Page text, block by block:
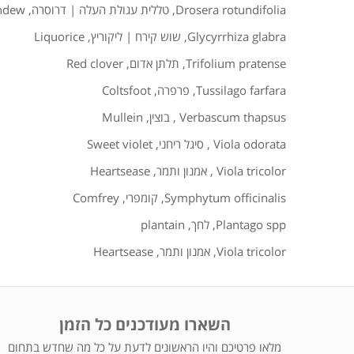
Drosera rotundifolia
, טללית עגולת העלה | דרוסרה,
Glycyrrhiza glabra
, שוש קירח | ליקוריץ,
Liquorice
Trifolium pratense
, תלתן אדום,
Red clover
Tussilago farfara
, פרפרה,
Coltsfoot
Verbascum thapsus
, בוצין,
Mullein
Viola odorata
, סיגל ריחני,
Sweet violet
Viola tricolor
, אמנון ותמר,
Heartsease
Symphytum officinalis
, קומפרי,
Comfrey
Plantago spp
, לחך,
plantain
Viola tricolor
, אמנון ותמר,
Heartsease
השארו מעודכנים כל הזמן
מלאו פרטיכם והיו הראשונים לדעת על כל מה שחדש בתחום